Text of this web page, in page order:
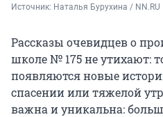
Источник: Наталья Бурухина / NN.RU
Рассказы очевидцев о
школе № 175 не утихают:
появляются новые
спасении или тяжелой
важна и уникальна: